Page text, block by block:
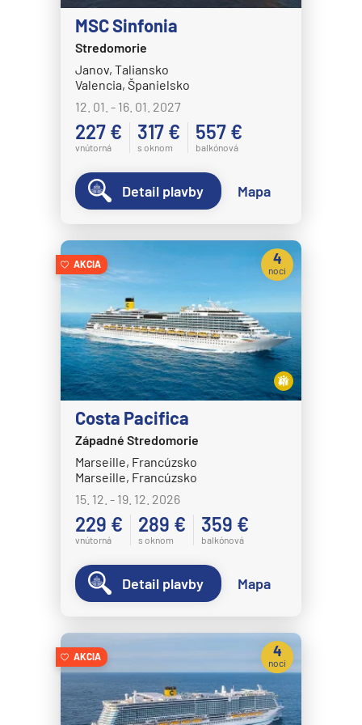
HANSEATIC nature
HANSEATIC spirit
MS Bremen
MS Europa
MS Europa 2
Holland America Line
MS Eurodam
MS Koningsdam
MS Nieuw Statendam
MS Noordam
MS Oosterdam
MS Rotterdam
MS Volendam
MS Westerdam
MS Zaandam
MS Zuiderdam
Hurtigruten
HX MS Fram
HX MS Fridtjof Nansen
HX MS Maud
HX MS Roald Amundsen
HX MS Santa Cruz II
HX MS Spitsbergen
MS Kong Harald
MS Midnatsol
MSC Sinfonia
Stredomorie
Janov, Taliansko
Valencia, Španielsko
12. 01. - 16. 01. 2027
227 €
vnútorná
317 €
s oknom
557 €
balkónová
Detail plavby Mapa
AKCIA
Costa Pacifica
Západné Stredomorie
Marseille, Francúzsko
Marseille, Francúzsko
15. 12. - 19. 12. 2026
229 €
vnútorná
289 €
s oknom
359 €
balkónová
4
noci
Detail plavby Mapa
AKCIA 4
noci